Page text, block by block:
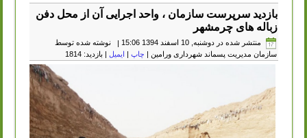
بازدید سرپرست سازمان ، واحد اجرایی آن از محل دفن
زباله های چرمشهر
منتشر شده در دوشنبه, 10 اسفند 1394 15:06 |
نوشته شده توسط
سازمان مدیریت پسماند شهرداری ورامین | چاپ | ایمیل | بازدید: 1814